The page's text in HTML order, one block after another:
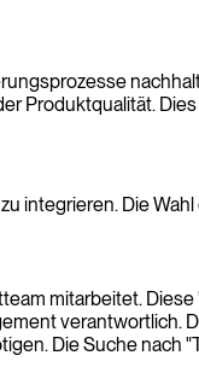
Produktqualität.
integrieren. Die
mitarbeitet.
verantwortlich.
Die Suche nach